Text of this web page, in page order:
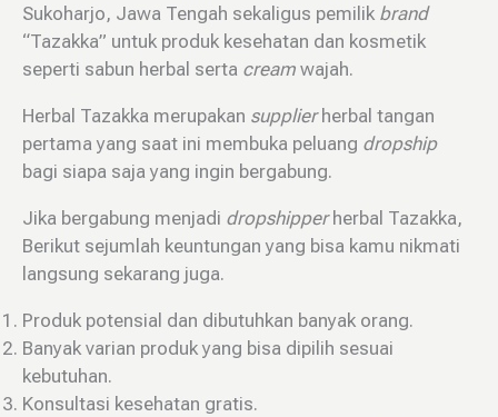
Sukoharjo, Jawa Tengah sekaligus pemilik brand
“Tazakka” untuk produk kesehatan dan kosmetik
seperti sabun herbal serta cream wajah.
Herbal Tazakka merupakan supplierherbal tangan
pertama yang saat ini membuka peluang dropship
bagi siapa saja yang ingin bergabung.
Jika bergabung menjadi dropshipperherbal Tazakka,
Berikut sejumlah keuntungan yang bisa kamu nikmati
langsung sekarang juga.
Produk potensial dan dibutuhkan banyak orang.
Banyak varian produk yang bisa dipilih sesuai
kebutuhan.
Konsultasi kesehatan gratis.